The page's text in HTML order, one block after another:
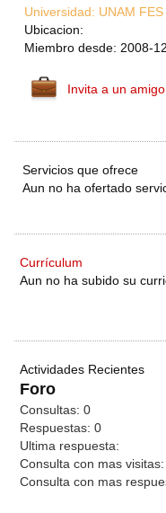
Universidad: UNAM FES
Ubicacion:
Miembro desde: 2008-
Invita a un
Servicios que ofrece
Aun no ha ofertado
Currículum
Aun no ha subido su
Actividades Recientes
Foro
Consultas: 0
Respuestas: 0
Ultima respuesta:
Consulta con mas visitas:
Consulta con mas